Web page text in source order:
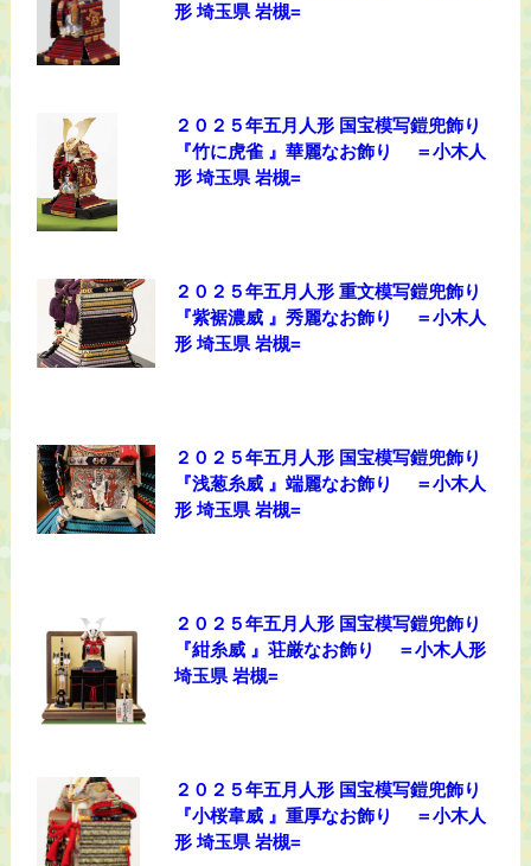
形 埼玉県 岩槻=
２０２５年五月人形 国宝模写鎧兜飾り
『竹に虎雀 』華麗なお飾り ＝小木人
形 埼玉県 岩槻=
２０２５年五月人形 重文模写鎧兜飾り
『紫裾濃威 』秀麗なお飾り ＝小木人
形 埼玉県 岩槻=
２０２５年五月人形 国宝模写鎧兜飾り
『浅葱糸威 』端麗なお飾り ＝小木人
形 埼玉県 岩槻=
２０２５年五月人形 国宝模写鎧兜飾り
『紺糸威 』荘厳なお飾り ＝小木人形
埼玉県 岩槻=
２０２５年五月人形 国宝模写鎧兜飾り
『小桜韋威 』重厚なお飾り ＝小木人
形 埼玉県 岩槻=